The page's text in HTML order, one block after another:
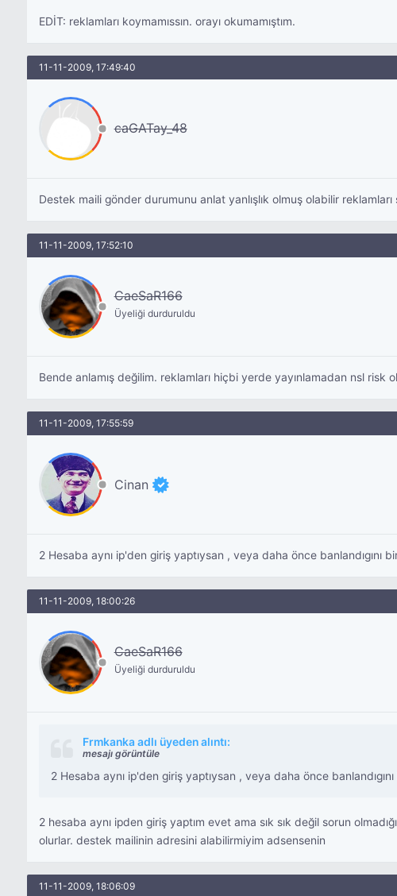
EDİT: reklamları koymamıssın. orayı okumamıştım.
11-11-2009, 17:49:40
caGATay_48
Destek maili gönder durumunu anlat yanlışlık olmuş olabilir
11-11-2009, 17:52:10
CaeSaR166
Üyeliği durduruldu
Bende anlamış değilim. reklamları hiçbi yerde yayınlamadan nsl risk
11-11-2009, 17:55:59
Cinan
2 Hesaba aynı ip'den giriş yaptıysan , veya daha önce
11-11-2009, 18:00:26
CaeSaR166
Üyeliği durduruldu
Frmkanka adlı üyeden alıntı:
mesajı görüntüle
2 Hesaba aynı ip'den giriş yaptıysan , veya daha önce
2 hesaba aynı ipden giriş yaptım evet ama sık sık değil sorun
olurlar. destek mailinin adresini alabilirmiyim adsensenin
11-11-2009, 18:06:09